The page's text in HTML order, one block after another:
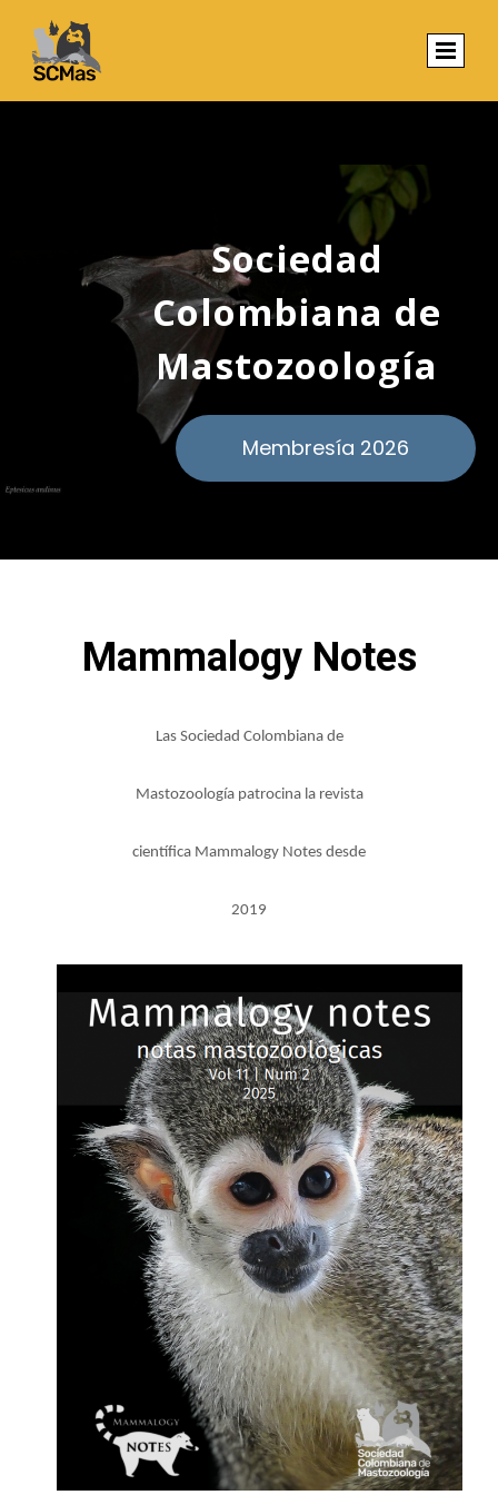
Sociedad
Colombiana de
Mastozoología
Membresía 2026
Mammalogy Notes
Las Sociedad Colombiana de
Mastozoología patrocina la revista
científica Mammalogy Notes desde
2019